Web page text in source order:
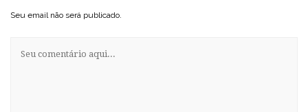
Seu email não será publicado.